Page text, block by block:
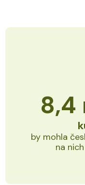
8,4
by mohla
na